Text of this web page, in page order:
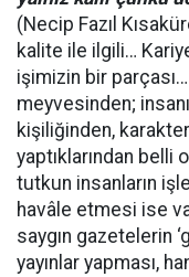
(Necip Fazıl
kalite ile ilgili…
işimizin bir
meyvesinden;
kişiliğinden,
yaptıklarından
tutkun insanların
havâle etmesi ise
saygın gazetelerin
yayınlar yapması,